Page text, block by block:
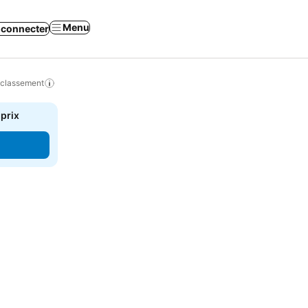
connecter Menu
prix